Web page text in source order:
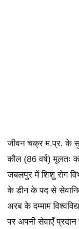
जीवन चक्र म.प्र. के
कौल (86 वर्ष) मूलतः
जबलपुर में शिशु रोग
के डीन के पद से
अरब के दम्माम
पर अपनी सेवाएँ